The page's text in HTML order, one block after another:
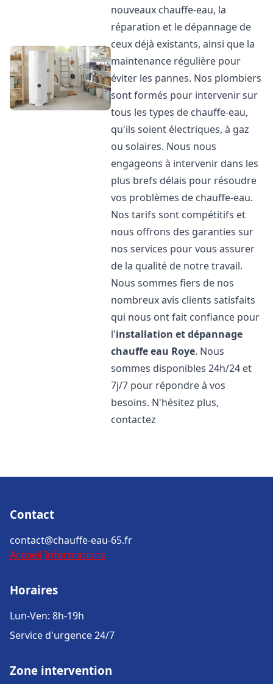
nouveaux chauffe-eau, la
réparation et le dépannage de
ceux déjà existants, ainsi que la
maintenance régulière pour
éviter les pannes. Nos plombiers
sont formés pour intervenir sur
tous les types de chauffe-eau,
qu'ils soient électriques, à gaz
ou solaires. Nous nous
engageons à intervenir dans les
plus brefs délais pour résoudre
vos problèmes de chauffe-eau.
Nos tarifs sont compétitifs et
nous offrons des garanties sur
nos services pour vous assurer
de la qualité de notre travail.
Nous sommes fiers de nos
nombreux avis clients satisfaits
qui nous ont fait confiance pour
l'installation et dépannage
chauffe eau Roye. Nous
sommes disponibles 24h/24 et
7j/7 pour répondre à vos
besoins. N'hésitez plus,
contactez
Contact
contact@chauffe-eau-65.fr
Accueil Informations
Horaires
Lun-Ven: 8h-19h
Service d'urgence 24/7
Zone intervention